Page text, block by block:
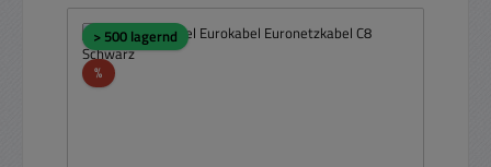
> 500 lagernd
%Rabatt